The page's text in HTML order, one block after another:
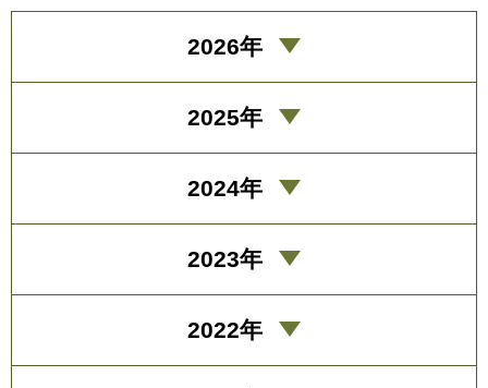
2026年
2025年
2024年
2023年
2022年